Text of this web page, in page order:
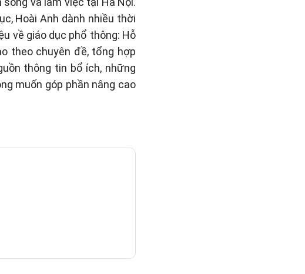
Hoài Anh dành nhiều thời
về giáo dục phổ thông: Hỗ
theo chuyên đề, tổng hợp
thông tin bổ ích, những
muốn góp phần nâng cao